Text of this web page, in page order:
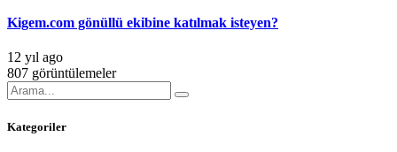
Kigem.com gönüllü ekibine katılmak isteyen?
12 yıl ago
807 görüntülemeler
Kategoriler